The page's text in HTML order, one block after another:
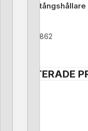
Gardinstångshållare
13862
RABATTERADE